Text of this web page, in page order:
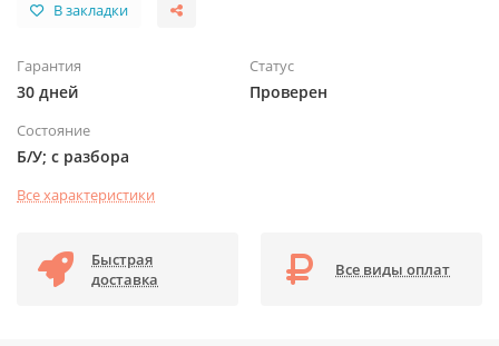
В закладки
Гарантия
30 дней
Статус
Проверен
Состояние
Б/У; с разбора
Все характеристики
Быстрая
доставка
Все виды оплат